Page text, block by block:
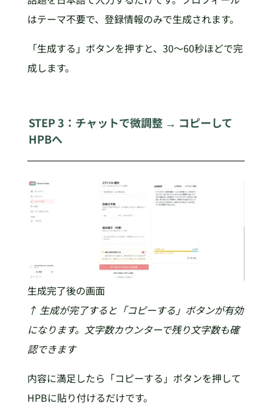
はテーマ不要で、登録情報のみで生成されます。
「生成する」ボタンを押すと、30〜60秒ほどで完
成します。
STEP 3：チャットで微調整 → コピーして
HPBへ
生成完了後の画面
↑ 生成が完了すると「コピーする」ボタンが有効
になります。文字数カウンターで残り文字数も確
認できます
内容に満足したら「コピーする」ボタンを押して
HPBに貼り付けるだけです。